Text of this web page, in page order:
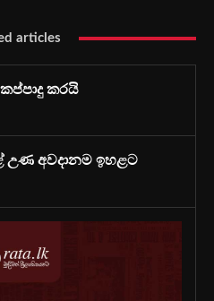
articles
කරයි
උණ අවදානම ඉහළට